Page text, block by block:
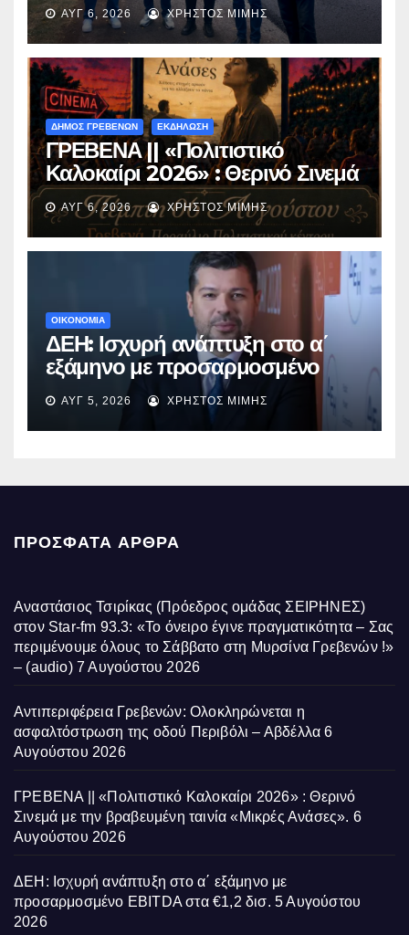
Περιβόλι – Αβδέλλα
ΑΥΓ 6, 2026 ΧΡΉΣΤΟΣ ΜΊΜΗΣ
ΔΗΜΟΣ ΓΡΕΒΕΝΩΝ ΕΚΔΗΛΩΣΗ
ΓΡΕΒΕΝΑ || «Πολιτιστικό
Καλοκαίρι 2026» : Θερινό Σινεμά
με την βραβευμένη ταινία
«Μικρές Ανάσες».
ΑΥΓ 6, 2026 ΧΡΉΣΤΟΣ ΜΊΜΗΣ
ΟΙΚΟΝΟΜΙΑ
ΔΕΗ: Ισχυρή ανάπτυξη στο α΄
εξάμηνο με προσαρμοσμένο
EBITDA στα €1,2 δισ.
ΑΥΓ 5, 2026 ΧΡΉΣΤΟΣ ΜΊΜΗΣ
ΠΡΌΣΦΑΤΑ ΆΡΘΡΑ
Αναστάσιος Τσιρίκας (Πρόεδρος ομάδας ΣΕΙΡΗΝΕΣ)
στον Star-fm 93.3: «Το όνειρο έγινε πραγματικότητα – Σας
περιμένουμε όλους το Σάββατο στη Μυρσίνα Γρεβενών !»
– (audio) 7 Αυγούστου 2026
Αντιπεριφέρεια Γρεβενών: Ολοκληρώνεται η
ασφαλτόστρωση της οδού Περιβόλι – Αβδέλλα 6
Αυγούστου 2026
ΓΡΕΒΕΝΑ || «Πολιτιστικό Καλοκαίρι 2026» : Θερινό
Σινεμά με την βραβευμένη ταινία «Μικρές Ανάσες». 6
Αυγούστου 2026
ΔΕΗ: Ισχυρή ανάπτυξη στο α΄ εξάμηνο με
προσαρμοσμένο EBITDA στα €1,2 δισ. 5 Αυγούστου
2026